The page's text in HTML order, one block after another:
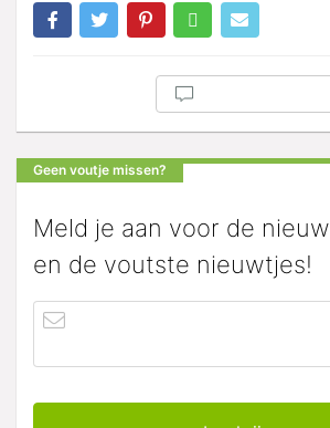
Geen voutje missen?
Meld je aan voor de
en de voutste nieuwtjes!